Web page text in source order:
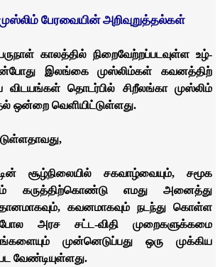
பேர­வையின் அறி­­வு­றுத்­தல்­கள்
காலத்தில் நிறை­வேற்­றப்­ப­ட­வுள்ள உழ்­
இலங்கை முஸ்­லிம்கள் கவ­னத்திற்
தொடர்பில் சிறீ­லங்­கா முஸ்லிம்
ஒன்றை வெளியிட்­டு­ள்­ள­து.
சூழ்நிலையில் சகவாழ்வையும், சமூக
கருத்திற்கொண்டு எமது அனைத்து
கவனமாகவும் நடந்து கொள்ள
அரச சட்ட-விதி முறைகளுக்கமை
முன்னெடுப்பது ஒரு முக்கிய
வேண்டியுள்ளது.